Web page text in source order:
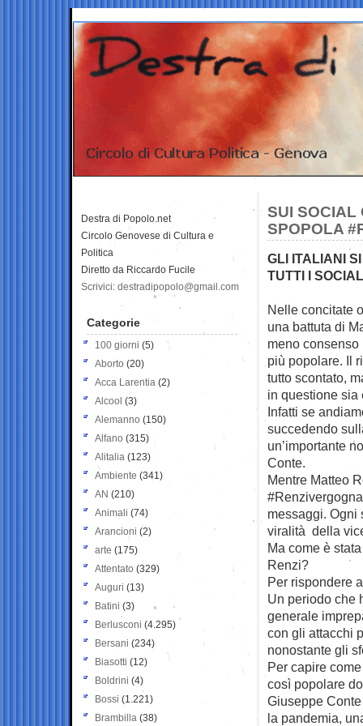
SUI SOCIAL
SPOPOLA
GLI ITALIANI
TUTTI I
Nelle concitate
una battuta di
meno
più popolare. Il
tutto scontato,
in questione sia
Infatti se
succedendo
un’importante
Conte.
Mentre Matteo
messaggi. Ogni
viralità della
Ma come è
Renzi?
Per rispondere
Un periodo che
generale
con gli attacchi
nonostante gli
Per capire
così popolare
Giuseppe
la pandemia,
Destra di Popolo.net
Circolo Genovese di Cultura e
Politica
Diretto da Riccardo Fucile
Scrivici: destradipopolo@gmail.com
Categorie
100 giorni (5)
Aborto (20)
Acca Larentia (2)
Alcool (3)
Alemanno (150)
Alfano (315)
Alitalia (123)
Ambiente (341)
AN (210)
Animali (74)
Arancioni (2)
arte (175)
Attentato (329)
Auguri (13)
Batini (3)
Berlusconi (4.295)
Bersani (234)
Biasotti (12)
Boldrini (4)
Bossi (1.221)
Brambilla (38)